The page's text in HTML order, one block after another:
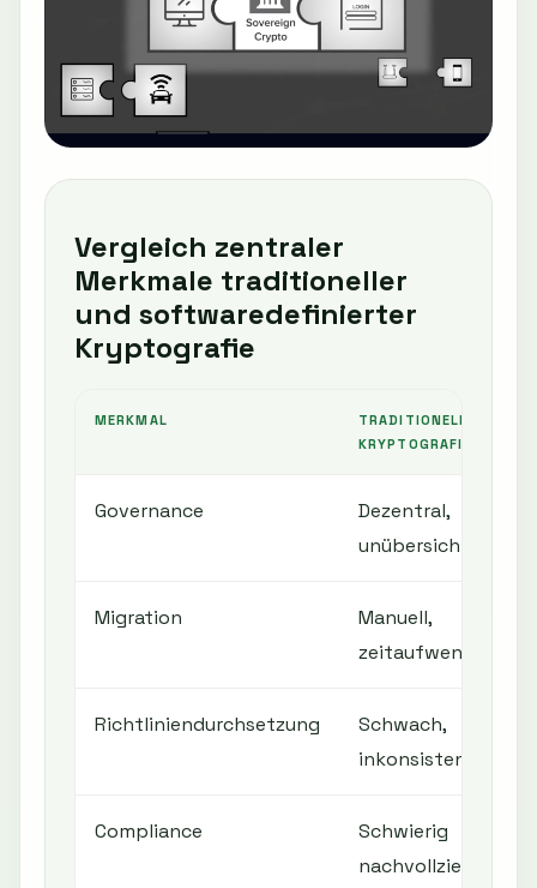
Vergleich zentraler
Merkmale traditioneller
und softwaredefinierter
Kryptografie
MERKMAL
TRADITIONELLE
KRYPTOGRAFIE
Governance
Dezentral,
unübersichtlich
Migration
Manuell,
zeitaufwendig
Richtliniendurchsetzung
Schwach,
inkonsistent
Compliance
Schwierig
nachvollziehbar